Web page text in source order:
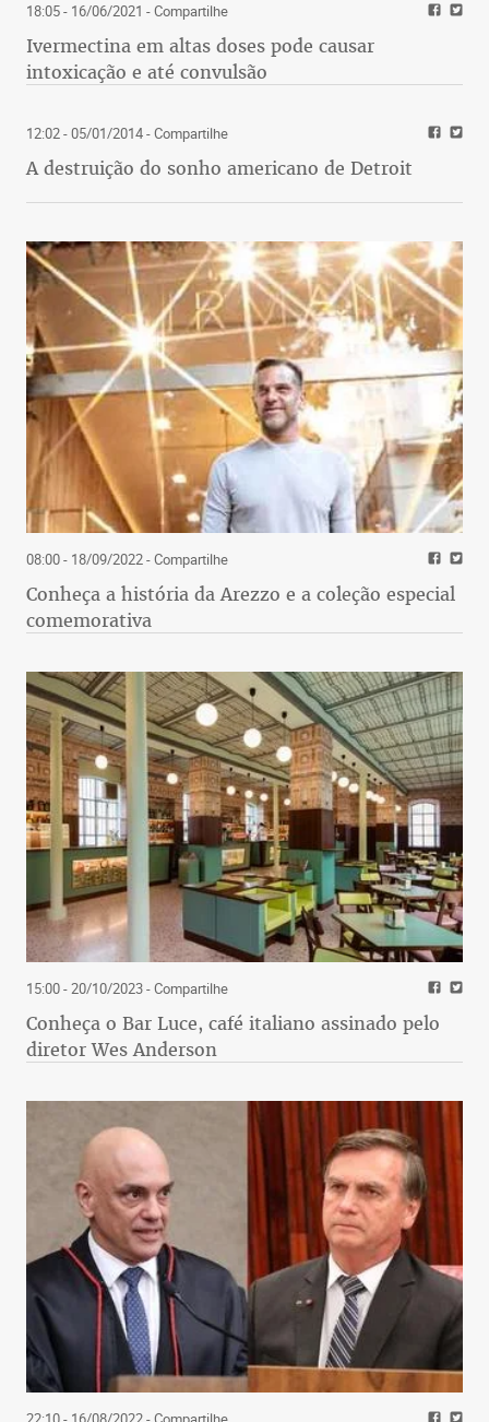
18:05 - 16/06/2021 - Compartilhe
Ivermectina em altas doses pode causar
intoxicação e até convulsão
12:02 - 05/01/2014- Compartilhe
A destruição do sonho americano de Detroit
08:00 - 18/09/2022- Compartilhe
Conheça a história da Arezzo e a coleção especial
comemorativa
15:00 - 20/10/2023- Compartilhe
Conheça o Bar Luce, café italiano assinado pelo
diretor Wes Anderson